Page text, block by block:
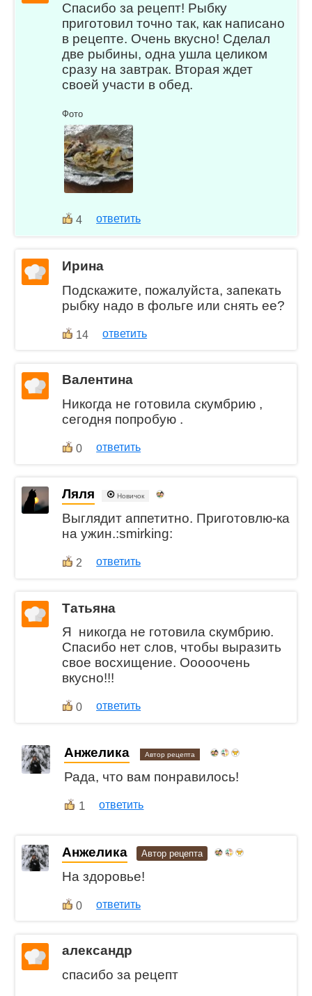
Спасибо за рецепт! Рыбку
приготовил точно так, как написано
в рецепте. Очень вкусно! Сделал
две рыбины, одна ушла целиком
сразу на завтрак. Вторая ждет
своей участи в обед.
Фото
4 ответить
Ирина
Подскажите, пожалуйста, запекать
рыбку надо в фольге или снять ее?
14 ответить
Валентина
Никогда не готовила скумбрию ,
сегодня попробую .
0 ответить
Ляля Новичок
Выглядит аппетитно. Приготовлю-ка
на ужин.:smirking:
2 ответить
Татьяна
Я никогда не готовила скумбрию.
Спасибо нет слов, чтобы выразить
свое восхищение. Ооооочень
вкусно!!!
0 ответить
Анжелика Автор рецепта
Рада, что вам понравилось!
1 ответить
Анжелика Автор рецепта
На здоровье!
0 ответить
александр
спасибо за рецепт